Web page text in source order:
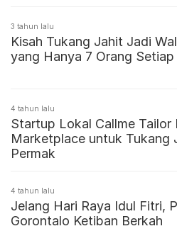
3 tahun lalu
Kisah Tukang Jahit Jadi
yang Hanya 7 Orang
4 tahun lalu
Startup Lokal Callme Tailor
Marketplace untuk Tukang
Permak
4 tahun lalu
Jelang Hari Raya Idul Fitri,
Gorontalo Ketiban Berkah